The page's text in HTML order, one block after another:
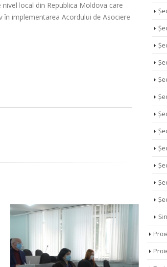
local din Republica Moldova care
implementarea Acordului de Asociere